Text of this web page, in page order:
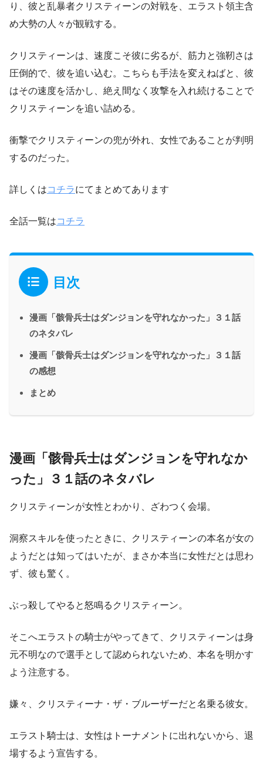
り、彼と乱暴者クリスティーンの対戦を、エラスト領主含
め大勢の人々が観戦する。
クリスティーンは、速度こそ彼に劣るが、筋力と強靭さは
圧倒的で、彼を追い込む。こちらも手法を変えねばと、彼
はその速度を活かし、絶え間なく攻撃を入れ続けることで
クリスティーンを追い詰める。
衝撃でクリスティーンの兜が外れ、女性であることが判明
するのだった。
詳しくはコチラにてまとめてあります
全話一覧はコチラ
目次
漫画「骸骨兵士はダンジョンを守れなかった」３１話
のネタバレ
漫画「骸骨兵士はダンジョンを守れなかった」３１話
の感想
まとめ
漫画「骸骨兵士はダンジョンを守れなか
った」３１話のネタバレ
クリスティーンが女性とわかり、ざわつく会場。
洞察スキルを使ったときに、クリスティーンの本名が女の
ようだとは知ってはいたが、まさか本当に女性だとは思わ
ず、彼も驚く。
ぶっ殺してやると怒鳴るクリスティーン。
そこへエラストの騎士がやってきて、クリスティーンは身
元不明なので選手として認められないため、本名を明かす
よう注意する。
嫌々、クリスティーナ・ザ・ブルーザーだと名乗る彼女。
エラスト騎士は、女性はトーナメントに出れないから、退
場するよう宣告する。